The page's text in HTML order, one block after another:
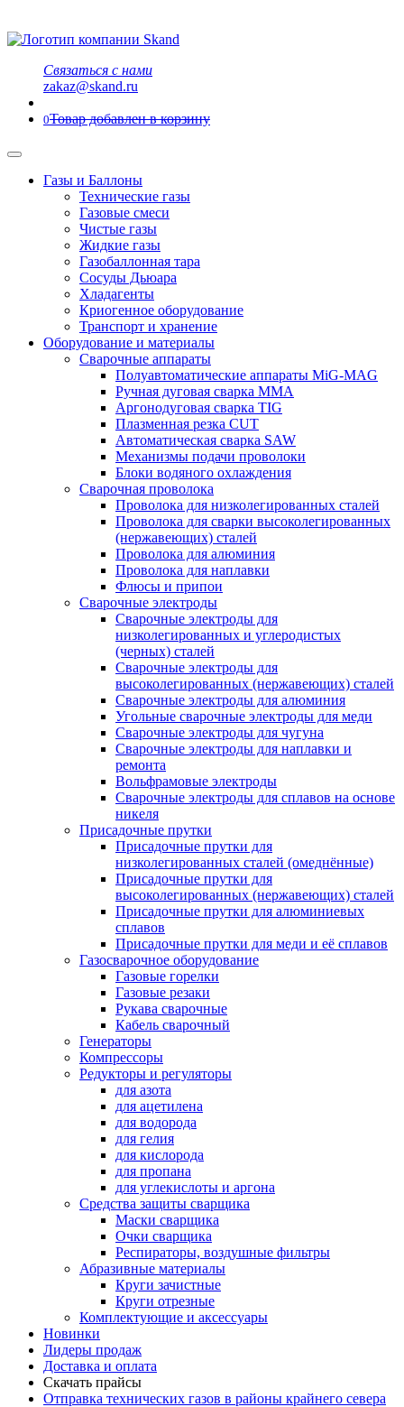
Связаться с нами
zakaz@skand.ru
0Товар добавлен в корзину
Газы и Баллоны
Технические газы
Газовые смеси
Чистые газы
Жидкие газы
Газобаллонная тара
Сосуды Дьюара
Хладагенты
Криогенное оборудование
Транспорт и хранение
Оборудование и материалы
Сварочные аппараты
Полуавтоматические аппараты MiG-MAG
Ручная дуговая сварка MMA
Аргонодуговая сварка TIG
Плазменная резка CUT
Автоматическая сварка SAW
Механизмы подачи проволоки
Блоки водяного охлаждения
Сварочная проволока
Проволока для низколегированных сталей
Проволока для сварки высоколегированных
(нержавеющих) сталей
Проволока для алюминия
Проволока для наплавки
Флюсы и припои
Сварочные электроды
Сварочные электроды для
низколегированных и углеродистых
(черных) сталей
Сварочные электроды для
высоколегированных (нержавеющих) сталей
Сварочные электроды для алюминия
Угольные сварочные электроды для меди
Сварочные электроды для чугуна
Сварочные электроды для наплавки и
ремонта
Вольфрамовые электроды
Сварочные электроды для сплавов на основе
никеля
Присадочные прутки
Присадочные прутки для
низколегированных сталей (омеднённые)
Присадочные прутки для
высоколегированных (нержавеющих) сталей
Присадочные прутки для алюминиевых
сплавов
Присадочные прутки для меди и её сплавов
Газосварочное оборудование
Газовые горелки
Газовые резаки
Рукава сварочные
Кабель сварочный
Генераторы
Компрессоры
Редукторы и регуляторы
для азота
для ацетилена
для водорода
для гелия
для кислорода
для пропана
для углекислоты и аргона
Средства защиты сварщика
Маски сварщика
Очки сварщика
Респираторы, воздушные фильтры
Абразивные материалы
Круги зачистные
Круги отрезные
Комплектующие и аксессуары
Новинки
Лидеры продаж
Доставка и оплата
Скачать прайсы
Отправка технических газов в районы крайнего севера